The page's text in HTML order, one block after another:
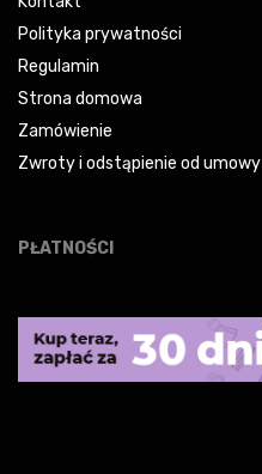
Polityka prywatności
Regulamin
Strona domowa
Zamówienie
Zwroty i odstąpienie od umowy
PŁATNOŚCI